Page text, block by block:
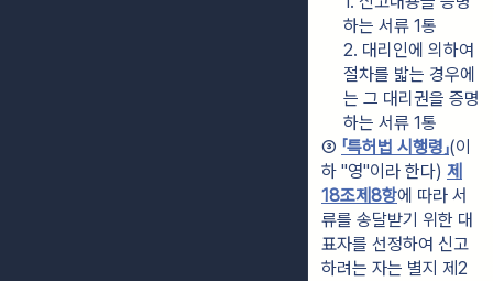
하는 서류 1통
2. 대리인에 의하여
절차를 밟는 경우에
는 그 대리권을 증명
하는 서류 1통
③ 「특허법 시행령」(이
하 "영"이라 한다) 제
18조제8항에 따라 서
류를 송달받기 위한 대
표자를 선정하여 신고
하려는 자는 별지 제2